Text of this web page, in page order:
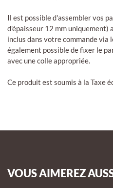
Il est possible d'assembler vos
d'épaisseur 12 mm uniquement)
inclus dans votre commande via
également possible de fixer le
avec une colle appropriée.
Ce produit est soumis à la Taxe
VOUS AIMEREZ